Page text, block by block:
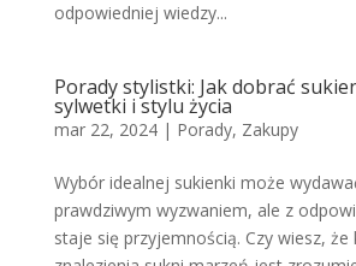
odpowiedniej wiedzy...
Porady stylistki: Jak dobrać
sylwetki i stylu życia
mar 22, 2024| Porady, Zakupy
Wybór idealnej sukienki może
prawdziwym wyzwaniem, ale z
staje się przyjemnością. Czy wiesz, że